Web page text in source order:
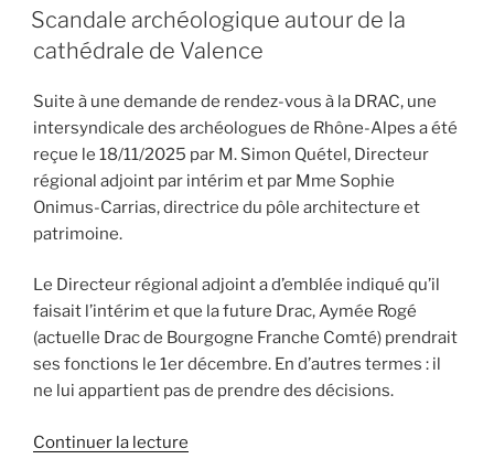
LE
Scandale archéologique autour de la
cathédrale de Valence
Suite à une demande de rendez-vous à la DRAC, une
intersyndicale des archéologues de Rhône-Alpes a été
reçue le 18/11/2025 par M. Simon Quétel, Directeur
régional adjoint par intérim et par Mme Sophie
Onimus-Carrias, directrice du pôle architecture et
patrimoine.
Le Directeur régional adjoint a d’emblée indiqué qu’il
faisait l’intérim et que la future Drac, Aymée Rogé
(actuelle Drac de Bourgogne Franche Comté) prendrait
ses fonctions le 1er décembre. En d’autres termes : il
ne lui appartient pas de prendre des décisions.
Continuer la lecture